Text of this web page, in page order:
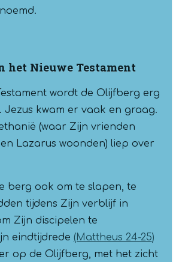
het Nieuwe Testament
wordt de Olijfberg erg
Jezus kwam er vaak en graag.
(waar Zijn vrienden
Lazarus woonden) liep over
berg ook om te slapen, te
tijdens Zijn verblijf in
Zijn discipelen te
eindtijdrede (Mattheus 24-25)
op de Olijfberg, met het zicht